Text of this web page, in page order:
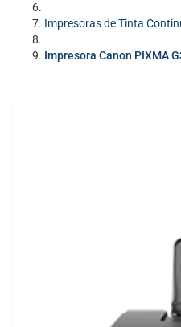
Impresoras de Tinta
Impresora Canon PIXMA